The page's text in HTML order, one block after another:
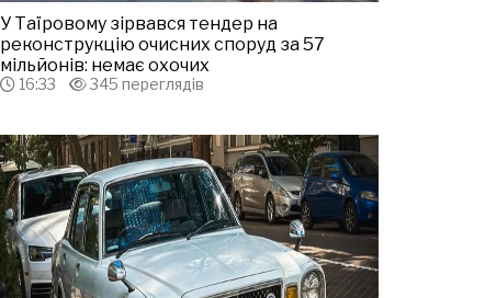
У Таїровому зірвався тендер на
реконструкцію очисних споруд за 57
мільйонів: немає охочих
16:33 345 переглядів